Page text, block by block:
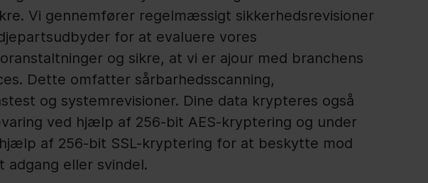
Vi gennemfører regelmæssigt sikkerhedsrevisioner
for at evaluere vores
og sikre, at vi er ajour med branchens
Dette omfatter sårbarhedsscanning,
og systemrevisioner. Dine data krypteres også
ved hjælp af 256-bit AES-kryptering og under
af 256-bit SSL-kryptering for at beskytte mod
adgang eller svindel.